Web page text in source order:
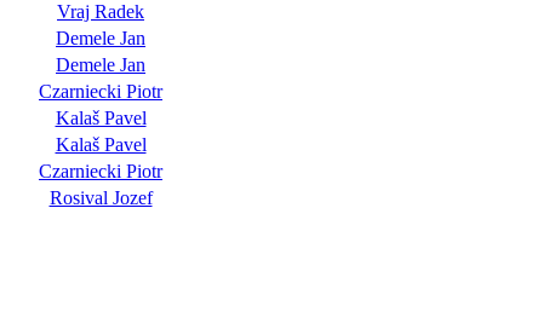
Vraj Radek
Demele Jan
Demele Jan
Czarniecki Piotr
Kalaš Pavel
Kalaš Pavel
Czarniecki Piotr
Rosival Jozef